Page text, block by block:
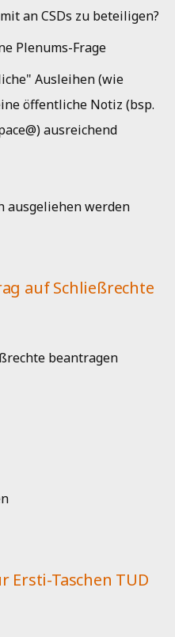
an CSDs zu beteiligen?
Plenums-Frage
Ausleihen (wie
öffentliche Notiz (bsp.
ausreichend
ausgeliehen werden
auf Schließrechte
beantragen
Ersti-Taschen TUD